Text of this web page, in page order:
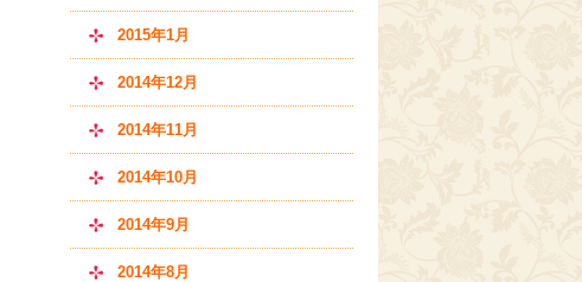
2015年1月
2014年12月
2014年11月
2014年10月
2014年9月
2014年8月